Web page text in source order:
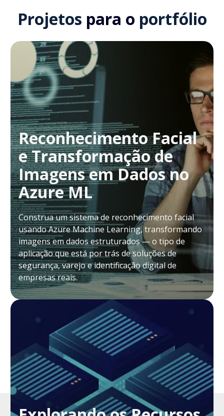
Projetos para o portfólio
Reconhecimento Facial
e Transformação de
Imagens em Dados no
Azure ML
Construa um sistema de reconhecimento facial
usando Azure Machine Learning, transformando
imagens em dados estruturados — o tipo de
aplicação que está por trás de soluções de
segurança, varejo e identificação digital de
empresas reais.